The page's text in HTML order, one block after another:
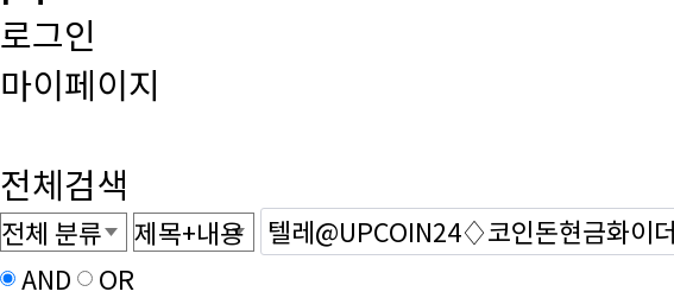
로그인
마이페이지
전체검색
AND
OR